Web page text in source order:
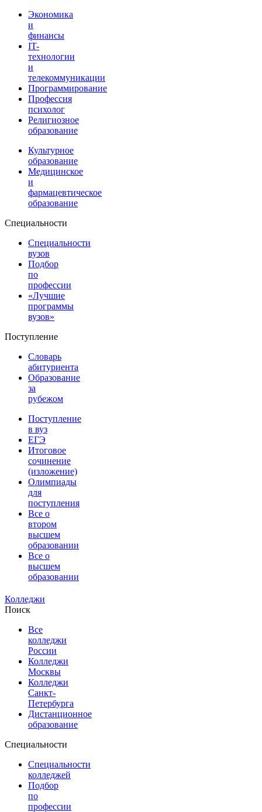
Экономика
и
финансы
IT-
технологии
и
телекоммуникации
Программирование
Профессия
психолог
Религиозное
образование
Культурное
образование
Медицинское
и
фармацевтическое
образование
Специальности
Специальности
вузов
Подбор
по
профессии
«Лучшие
программы
вузов»
Поступление
Словарь
абитуриента
Образование
за
рубежом
Поступление
в вуз
ЕГЭ
Итоговое
сочинение
(изложение)
Олимпиады
для
поступления
Все о
втором
высшем
образовании
Все о
высшем
образовании
Колледжи
Поиск
Все
колледжи
России
Колледжи
Москвы
Колледжи
Санкт-
Петербурга
Дистанционное
образование
Специальности
Специальности
колледжей
Подбор
по
профессии